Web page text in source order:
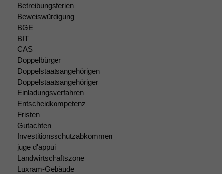
Betreibungsferien
Beweiswürdigung
BGE
BIT
CAS
Doppelbürger
Doppelstaatsangehörigen
Doppelstaatsangehöriger
Einladungsverfahren
Entscheidkompetenz
Fristen
Gutachten
Investitionsschutzabkommen
juge d'appui
Landwirtschaftszone
Luxram-Gebäude